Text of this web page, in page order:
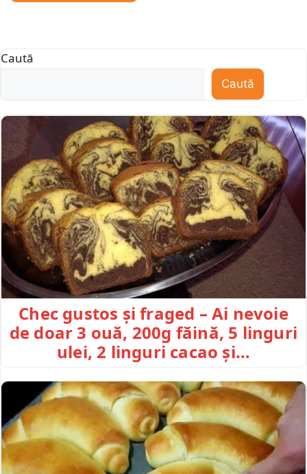
Caută
Caută
Chec gustos și fraged – Ai nevoie
de doar 3 ouă, 200g făină, 5 linguri
ulei, 2 linguri cacao și…